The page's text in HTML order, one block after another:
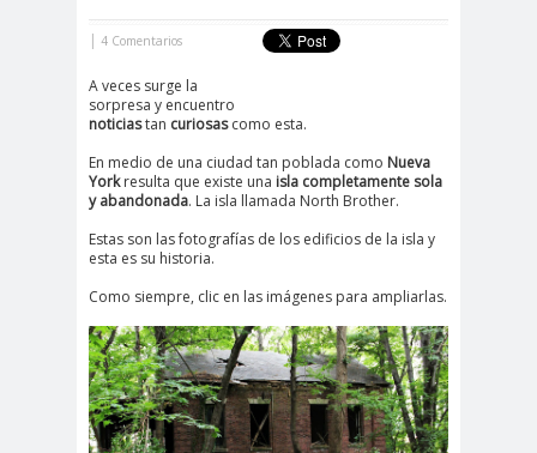
| 4 Comentarios
A veces surge la
sorpresa y encuentro
noticiastan curiosascomo esta.
En medio de una ciudad tan poblada como Nueva
Yorkresulta que existe una isla completamente sola
y abandonada. La isla llamada North Brother.
Estas son las fotografías de los edificios de la isla y
esta es su historia.
Como siempre, clic en las imágenes para ampliarlas.